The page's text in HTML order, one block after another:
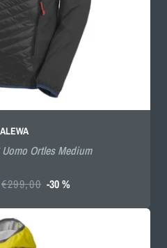
Ortles Medium
Prezzo
scontato
Prezzo
di
listino
€299,00 -30 %